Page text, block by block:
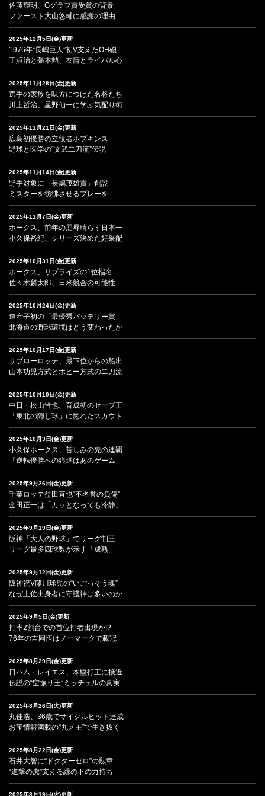
佐藤輝明、Gグラブ賞受賞の背景
ファースト大山悠輔に感謝の理由
2025年12月5日(金)更新
1976年“長嶋巨人”初V支えたOH砲
王貞治と張本勲、友情とライバル心
2025年11月28日(金)更新
選手の家族を味方につけた名将たち
川上哲治、星野仙一に学ぶ気配り術
2025年11月21日(金)更新
広島初優勝の立役者ホプキンス
野球と医学の“文武二刀流”伝説
2025年11月14日(金)更新
野手対象に「長嶋茂雄賞」創設
ミスターを彷彿させるプレーを
2025年11月7日(金)更新
ホークス、前年の屈辱晴らす日本一
小久保裕紀、シリーズ決めた好采配
2025年10月31日(金)更新
ホークス、サプライズの1位指名
佐々木麟太郎、日米競合の可能性
2025年10月24日(金)更新
道産子初の「最優秀バッテリー賞」
北海道の野球環境はどう変わったか
2025年10月17日(金)更新
サブローロッテ、最下位からの船出
山本功児方式とボビー方式の二刀流
2025年10月10日(金)更新
中日・松山晋也、育成初のセーブ王
「東北の隠し球」に惚れたスカウト
2025年10月3日(金)更新
小久保ホークス、苦しみの先の連覇
「逆転優勝への狼煙はあのゲーム」
2025年9月26日(金)更新
千葉ロッテ益田直也“不名誉の負傷”
金田正一は「カッとなっても冷静」
2025年9月19日(金)更新
阪神「大人の野球」でリーグ制圧
リーグ最多四球数が示す「成熟」
2025年9月12日(金)更新
阪神祝V藤川球児の“いごっそう魂”
なぜ土佐出身者に守護神は多いのか
2025年9月5日(金)更新
打率2割台での首位打者出現か!?
76年の吉岡悟はノーマークで載冠
2025年8月29日(金)更新
日ハム・レイエス、本塁打王に接近
伝説の“空振り王”ミッチェルの真実
2025年8月26日(火)更新
丸佳浩、36歳でサイクルヒット達成
お宝情報満載の“丸メモ”で生き抜く
2025年8月22日(金)更新
石井大智に“ドクターゼロ”の勲章
“進撃の虎”支える縁の下の力持ち
2025年8月19日(火)更新